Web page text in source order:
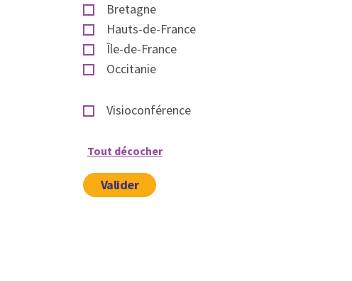
Bretagne
Hauts-de-France
Île-de-France
Occitanie
Visioconférence
Tout décocher
Valider